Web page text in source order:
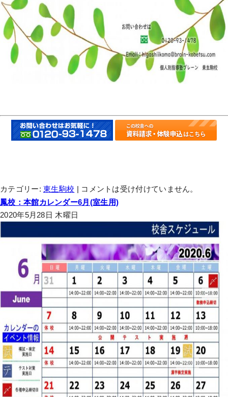
カテゴリー:東生駒校 | コメントは受け付けていません。
鳳校：本館カレンダー6月(室生用)
2020年5月28日 木曜日